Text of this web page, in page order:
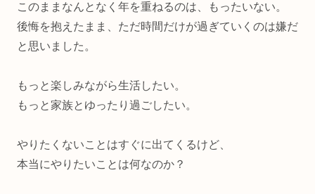
このままなんとなく年を重ねるのは、もったいない。
後悔を抱えたまま、ただ時間だけが過ぎていくのは嫌だ
と思いました。
もっと楽しみながら生活したい。
もっと家族とゆったり過ごしたい。
やりたくないことはすぐに出てくるけど、
本当にやりたいことは何なのか？